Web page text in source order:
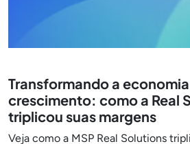
Transformando a
crescimento: como a Real
triplicou suas margens
Veja como a MSP Real Solutions